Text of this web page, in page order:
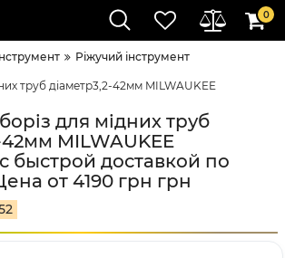
0
Ріжучий інструмент
труб діаметр3,2-42мм MILWAUKEE
для мідних труб
MILWAUKEE
быстрой доставкой по
от 4190 грн грн